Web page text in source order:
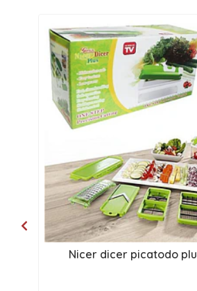
Nicer dicer picatodo